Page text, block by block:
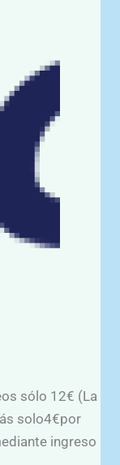
sólo 12€ (La
solo4€por
ingreso